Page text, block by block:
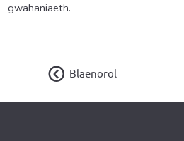
gwahaniaeth.
Blaenorol